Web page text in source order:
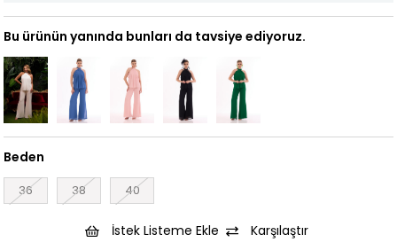
Bu ürünün yanında bunları da tavsiye ediyoruz.
Beden
36 38 40
İstek Listeme Ekle
Karşılaştır